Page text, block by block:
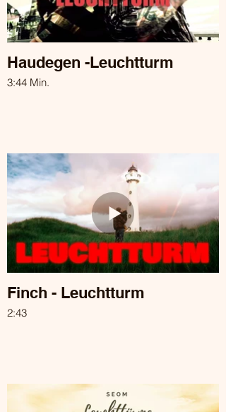
Haudegen -Leuchtturm
3:44 Min.
Finch - Leuchtturm
2:43